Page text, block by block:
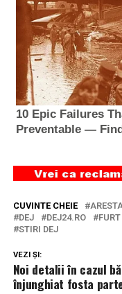
CUVINTE CHEIE
DEJ
DEJ24.RO FURT
STIRI DEJ
VEZI ȘI:
Noi detalii în cazul
înjunghiat fosta